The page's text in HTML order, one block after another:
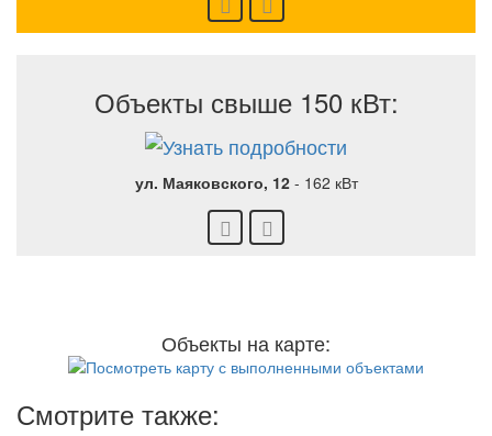
Объекты свыше 150 кВт:
ул. Маяковского, 12- 162 кВт
Объекты на карте:
Смотрите также: